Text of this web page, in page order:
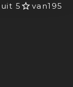
uit 5 van195